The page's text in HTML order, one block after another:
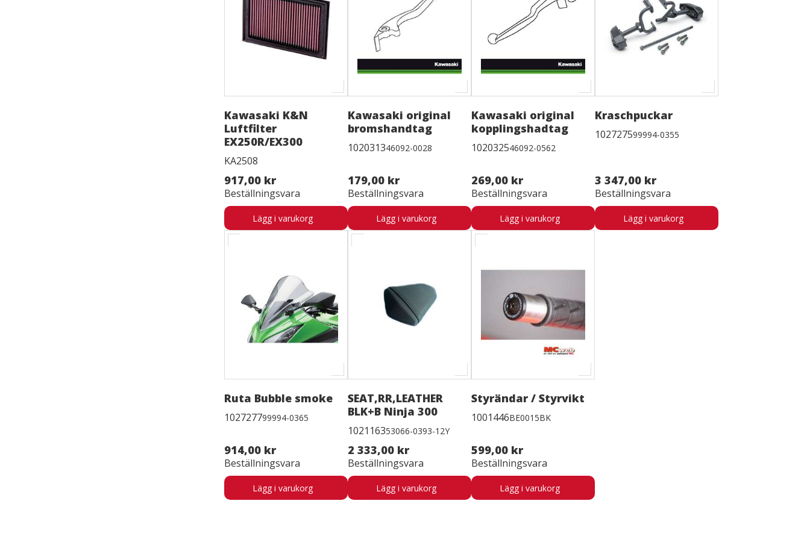
Kawasaki K&N
Luftfilter
EX250R/EX300
KA2508
917,00 kr
Beställningsvara
Lägg i varukorg
Kawasaki original
bromshandtag
102031346092-0028
179,00 kr
Beställningsvara
Lägg i varukorg
Kawasaki original
kopplingshadtag
102032546092-0562
269,00 kr
Beställningsvara
Lägg i varukorg
Kraschpuckar
102727599994-0355
3 347,00 kr
Beställningsvara
Lägg i varukorg
Ruta Bubble smoke
102727799994-0365
914,00 kr
Beställningsvara
Lägg i varukorg
SEAT,RR,LEATHER
BLK+B Ninja 300
102116353066-0393-12Y
2 333,00 kr
Beställningsvara
Lägg i varukorg
Styrändar / Styrvikt
1001446BE0015BK
599,00 kr
Beställningsvara
Lägg i varukorg